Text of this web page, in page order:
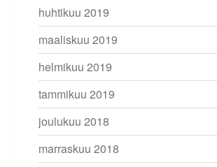
huhtikuu 2019
maaliskuu 2019
helmikuu 2019
tammikuu 2019
joulukuu 2018
marraskuu 2018